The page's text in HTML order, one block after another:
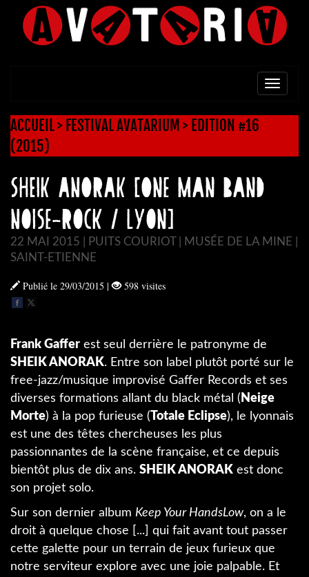
ACCUEIL> FESTIVAL AVATARIUM > EDITION #16
(2015)
SHEIK ANORAK [One Man Band
Noise-Rock / Lyon]
22 MAI 2015 | PUITS COURIOT | MUSÉE DE LA MINE |
SAINT-ETIENNE
Publié le 29/03/2015 | 598 visites
Frank Gaffer est seul derrière le patronyme de
SHEIK ANORAK. Entre son label plutôt porté sur le
free-jazz/musique improvisé Gaffer Records et ses
diverses formations allant du black métal ( Neige
Morte) à la pop furieuse (Totale Eclipse), le lyonnais
est une des têtes chercheuses les plus
passionnantes de la scène française, et ce depuis
bientôt plus de dix ans. SHEIK ANORAK est donc
son projet solo.
Sur son dernier album Keep Your HandsLow, on a le
droit à quelque chose [...] qui fait avant tout passer
cette galette pour un terrain de jeux furieux que
notre serviteur explore avec une joie palpable. Et